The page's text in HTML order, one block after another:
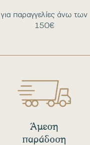
για παραγγελίες άνω των
150€
Άμεση
παράδοση